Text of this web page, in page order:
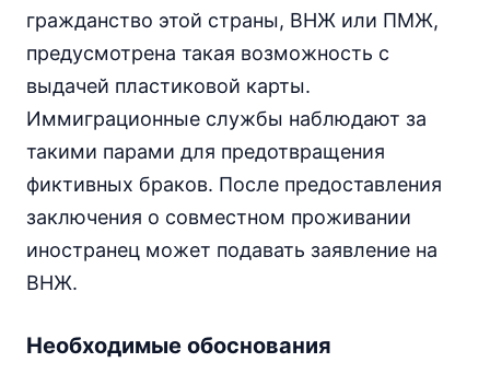
гражданство этой страны, ВНЖ или ПМЖ,
предусмотрена такая возможность с
выдачей пластиковой карты.
Иммиграционные службы наблюдают за
такими парами для предотвращения
фиктивных браков. После предоставления
заключения о совместном проживании
иностранец может подавать заявление на
ВНЖ.
Необходимые обоснования